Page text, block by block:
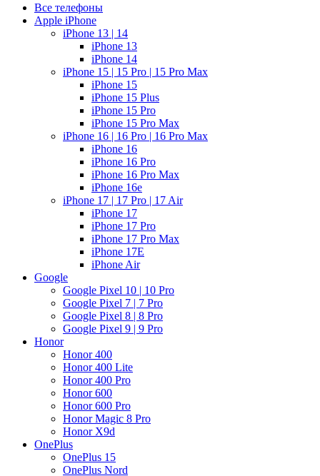
Все телефоны
Apple iPhone
iPhone 13 | 14
iPhone 13
iPhone 14
iPhone 15 | 15 Pro | 15 Pro Max
iPhone 15
iPhone 15 Plus
iPhone 15 Pro
iPhone 15 Pro Max
iPhone 16 | 16 Pro | 16 Pro Max
iPhone 16
iPhone 16 Pro
iPhone 16 Pro Max
iPhone 16e
iPhone 17 | 17 Pro | 17 Air
iPhone 17
iPhone 17 Pro
iPhone 17 Pro Max
iPhone 17E
iPhone Air
Google
Google Pixel 10 | 10 Pro
Google Pixel 7 | 7 Pro
Google Pixel 8 | 8 Pro
Google Pixel 9 | 9 Pro
Honor
Honor 400
Honor 400 Lite
Honor 400 Pro
Honor 600
Honor 600 Pro
Honor Magic 8 Pro
Honor X9d
OnePlus
OnePlus 15
OnePlus Nord